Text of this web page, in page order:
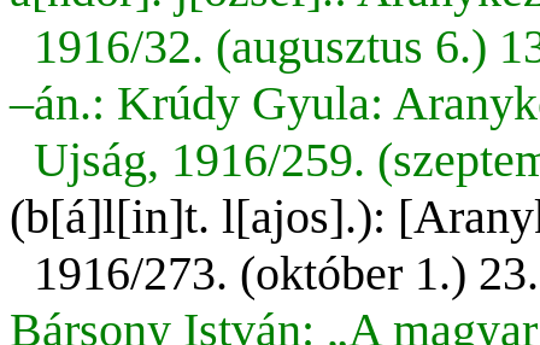
1916/32. (augusztus 6.)
–án.: Krúdy Gyula:
Ujság, 1916/259.
(b[á]l[in]t. l[ajos].):
1916/273. (október 1.)
Bársony István: „A